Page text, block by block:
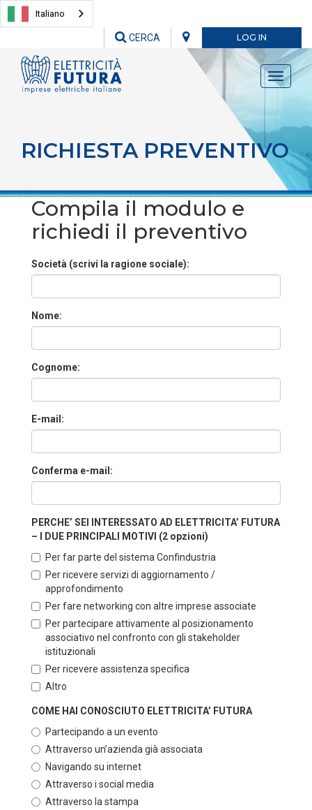
Italiano
LOG IN
CERCA
Toggle
RICHIESTA PREVENTIVO
Compila il modulo e
richiedi il preventivo
Società (scrivi la ragione sociale):
Nome:
Cognome:
E-mail:
Conferma e-mail:
PERCHE’ SEI INTERESSATO AD ELETTRICITA’ FUTURA
– I DUE PRINCIPALI MOTIVI (2 opzioni)
Per far parte del sistema Confindustria
Per ricevere servizi di aggiornamento /
approfondimento
Per fare networking con altre imprese associate
Per partecipare attivamente al posizionamento
associativo nel confronto con gli stakeholder
istituzionali
Per ricevere assistenza specifica
Altro
COME HAI CONOSCIUTO ELETTRICITA’ FUTURA
Partecipando a un evento
Attraverso un’azienda già associata
Navigando su internet
Attraverso i social media
Attraverso la stampa